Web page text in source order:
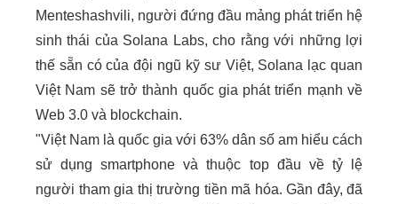
Menteshashvili, người đứng đầu mảng phát triển hệ
sinh thái của Solana Labs, cho rằng với những lợi
thế sẵn có của đội ngũ kỹ sư Việt, Solana lạc quan
Việt Nam sẽ trở thành quốc gia phát triển mạnh về
Web 3.0 và blockchain.
"Việt Nam là quốc gia với 63% dân số am hiểu cách
sử dụng smartphone và thuộc top đầu về tỷ lệ
người tham gia thị trường tiền mã hóa. Gần đây, đã